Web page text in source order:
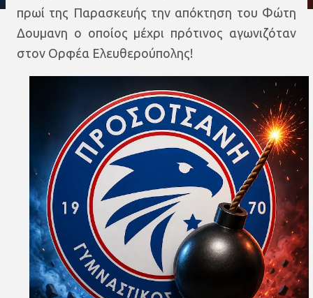
πρωί της Παρασκευής την απόκτηση του Φώτη
Δουμανη ο οποίος μέχρι πρότινος αγωνιζόταν
στον Ορφέα Ελευθερούπολης!